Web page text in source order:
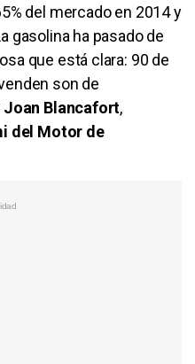
del mercado en 2014 y
gasolina ha pasado de
que está clara: 90 de
son de
Joan Blancafort,
del Motor de